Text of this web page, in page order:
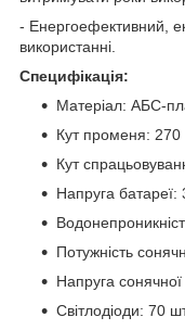
- Енергоефективний,
використанні.
Специфікація:
Матеріал: АБС-
Кут променя: 270
Кут
Напруга батареї:
Потужність
Напруга
Світлодіоди: 70